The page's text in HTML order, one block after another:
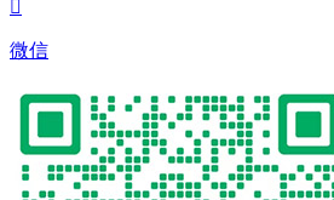

微信